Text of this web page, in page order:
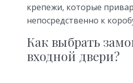
крепежи, которые
непосредственно к
Как выбрать
входной двери?